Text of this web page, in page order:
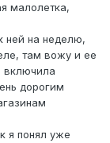
малолетка,
ней на неделю,
там вожу и ее
включила
дорогим
я понял уже